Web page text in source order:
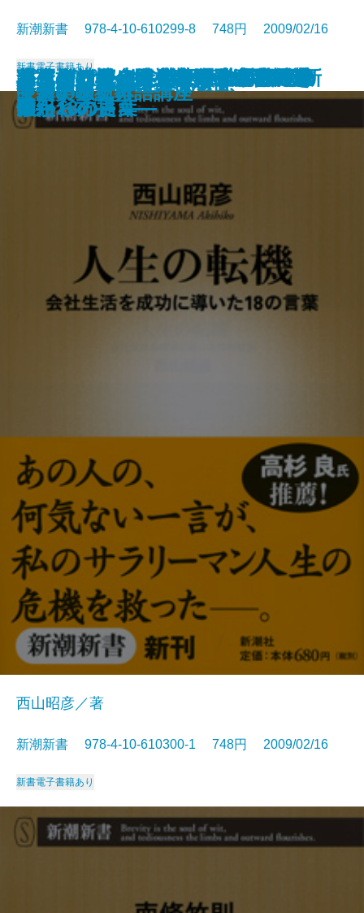
『こころ』は本当に名作か―正直
者の名作案内―
新潮文庫 20世紀の100冊
人生の軌道修正
黒澤明から聞いたこと
天皇はなぜ生き残ったか
ネコ型社員の時代―自己実現幻想
を超えて―
将軍様の錬金術―朝銀破綻と総連
ダークマネー―
大人のための名作パズル
偽善の医療
パンデミック―感染爆発から生き
残るために―
新潮新書 978-4-10-610299-8 748円 2009/02/16
新書電子書籍あり
人生の転機―会社生活を成功に導
いた18の言葉―
西山昭彦／著
新潮新書 978-4-10-610300-1 748円 2009/02/16
新書電子書籍あり
中華美味紀行
眼力の鍛え方
がんをどう考えるか―放射線治療
医からの提言―
森林の崩壊―国土をめぐる負の連
鎖―
幕末バトル・ロワイヤル 天誅と新
選組
マイクロソフト戦記―世界標準の
作られ方―
女装する女
カラオケ秘史―創意工夫の世界革
命―
「汚い」日本語講座